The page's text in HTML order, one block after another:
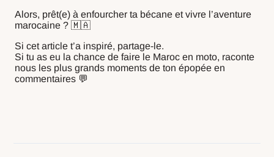
Alors, prêt(e) à enfourcher ta bécane et vivre l’aventure
marocaine ? 🇲🇦
Si cet article t’a inspiré, partage-le.
Si tu as eu la chance de faire le Maroc en moto, raconte
nous les plus grands moments de ton épopée en
commentaires 💬